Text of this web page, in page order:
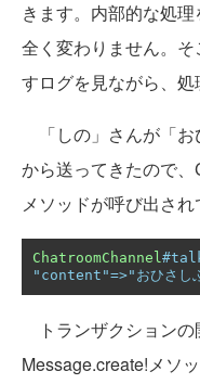
きます。内部的な処
全く変わりません。
すログを見ながら、処
「しの」さんが「お
から送ってきたので
メソッドが呼び出され
ChatroomChannel
"content"=>"おひさし
トランザクションの
Message.create!メソ